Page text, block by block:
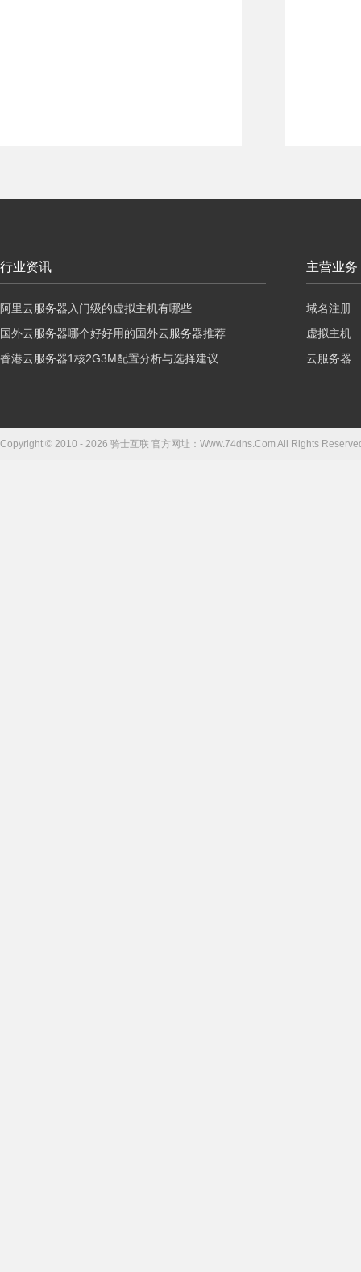
行业资讯
阿里云服务器入门级的虚拟主机有哪些
国外云服务器哪个好好用的国外云服务器推荐
香港云服务器1核2G3M配置分析与选择建议
主营业务
域名注册
虚拟主机
云服务器
Copyright © 2010 - 2026 骑士互联 官方网址：Www.74dns.Com All Rights